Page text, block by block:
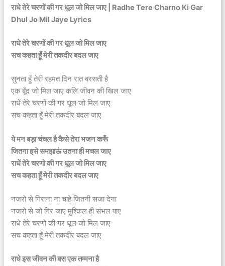
राधे तेरे चरणों की गर धूल जो मिल जाए | Radhe Tere Charno Ki Gar
Dhul Jo Mil Jaye Lyrics
राधे तेरे चरणों की गर धूल जो मिल जाए
सच कहता हूँ मेरी तकदीर बदल जाए
सुनता हूँ तेरी रहमत दिन रात बरसती है
एक बूँद जो मिल जाए कलि जीवन की खिल जाए
राधें तेरे चरणों की गर धूल जो मिल जाए
सच कहता हूँ मेरी तकदीर बदल जाए
ये मन बड़ा चंचल है कैसे तेरा भजन करूँ
जितना इसे समझाऊं उतना ही मचल जाए
राधें तेरे चरणो की गर धूल जो मिल जाए
सच कहता हूँ मेरी तकदीर बदल जाए
नजरो से गिराना ना चाहे जितनी सजा देना
नजरो से जो गिर जाए मुश्किल ही संभल पाए
राधे तेरे चरणो की गर धूल जो मिल जाए
सच कहता हूँ मेरी तकदीर बदल जाए
राधे इस जीवन की बस एक तम्मना है